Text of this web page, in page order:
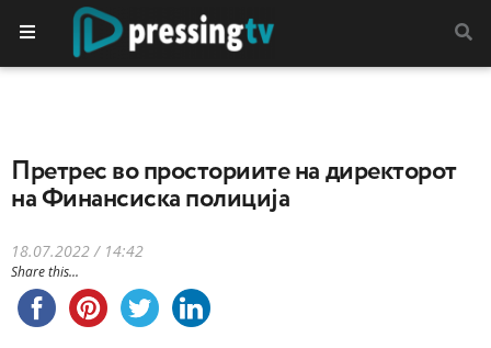
Претрес во просториите на директорот
на Финансиска полиција
18.07.2022 / 14:42
Share this...